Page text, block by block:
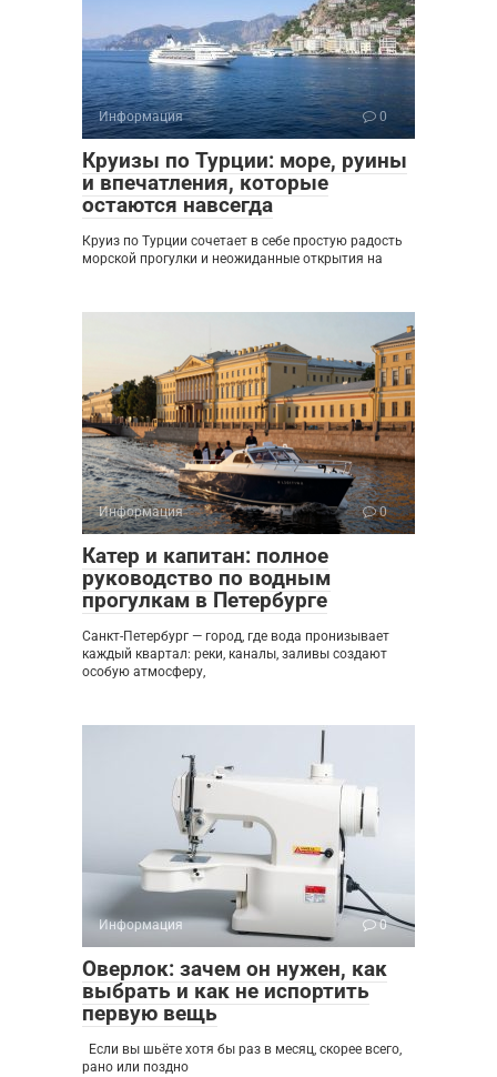
Информация 0
Круизы по Турции: море, руины
и впечатления, которые
остаются навсегда
Круиз по Турции сочетает в себе простую радость
морской прогулки и неожиданные открытия на
Информация 0
Катер и капитан: полное
руководство по водным
прогулкам в Петербурге
Санкт-Петербург — город, где вода пронизывает
каждый квартал: реки, каналы, заливы создают
особую атмосферу,
Информация 0
Оверлок: зачем он нужен, как
выбрать и как не испортить
первую вещь
Если вы шьёте хотя бы раз в месяц, скорее всего,
рано или поздно